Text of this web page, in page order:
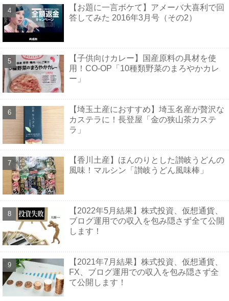
【お題に一言ボケて】アメーバ大喜利で回
答してみた 2016年3月号（その2）
【子供向けカレー】国産原料の具材を使
用！CO-OP「10種類野菜のまろやかカレ
ー」
【埼玉土産におすすめ】埼玉名産が贅沢な
カステラに！長登屋「金の狭山茶カステ
ラ」
【香川土産】ほんのりとした讃岐うどんの
風味！マルシン「讃岐うどん風味棒」
【2022年5月結果】株式投資、仮想通貨、
ブログ運用での収入を包み隠さず全て公開
します！
【2021年7月結果】株式投資、仮想通貨、
FX、ブログ運用での収入を包み隠さず全
て公開します！